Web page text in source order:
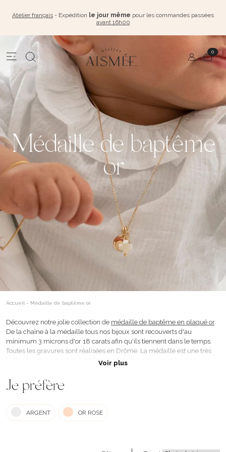
Atelier français - Expédition le jour même pour les commandes passées
avant 16h00
0
Médaille de baptême
or
Accueil - Médaille de baptême or
Découvrez notre jolie collection de médaille de baptême en plaqué or.
De la chaîne à la médaille tous nos bijoux sont recouverts d'au
minimum 3 microns d'or 18 carats afin qu'ils tiennent dans le temps.
Toutes les gravures sont réalisées en Drôme. La médaille est une très
idée de cadeau de baptêmeà offrir. Nous sommes à votre
médaille de baptême en plaqué or. De la chaîne à la médaille tous nos
bijoux sont recouverts d'au minimum 3 microns d'or 18 carats afin
signification et avec votre personnalisation vous créez votre propre
signification. Si vous faites un bapteme religieux ou civil, nous
médailles de baptême pour adultes qui peuvent matcher avec le bijou
Voir plus
Je préfère
ARGENT OR ROSE